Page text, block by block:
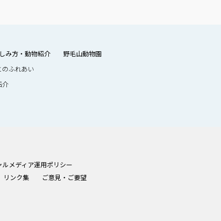
み方・動物紹介
ふれあい
介
野毛山動物園
ルメディア運用ポリシー
リンク集 ご意見・ご要望